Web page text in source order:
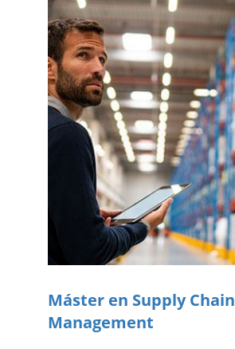
Máster en Supply Chain
Management